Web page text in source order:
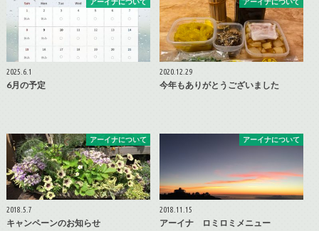
2025.6.1
6月の予定
2020.12.29
今年もありがとうございました
アーイナについて
2018.5.7
キャンペーンのお知らせ
アーイナについて
2018.11.15
アーイナ ロミロミメニュー